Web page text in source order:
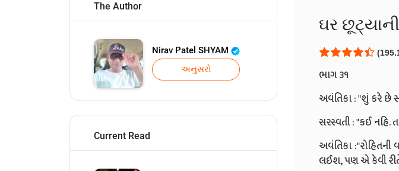
The Author
Nirav Patel SHYAM
અનુસરો
Current Read
ઘર
ભાગ ૩૧
અવંતિકા : "શું કરે છે
સરસ્વતી : "કઈ નહિ.
અવંતિકા :"રોહિતની
લઈશ, પણ એ કેવી